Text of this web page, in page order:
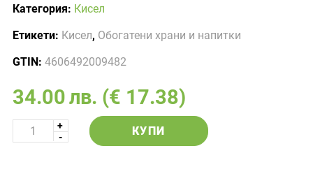
Категория: Кисел
Етикети: Кисел, Обогатени храни и напитки
GTIN: 4606492009482
34.00лв. (€ 17.38)
КУПИ